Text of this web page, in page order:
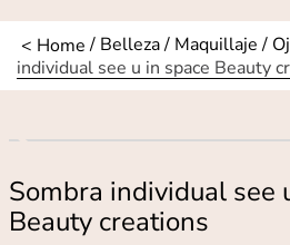
Belleza Maquillaje
individual see u in space Beauty
Sombra individual see
Beauty creations